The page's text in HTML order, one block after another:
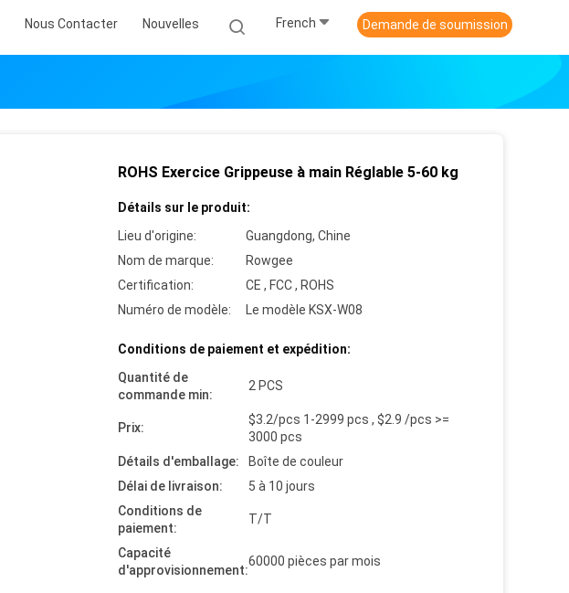
Nous Contacter Nouvelles French Demande de soumission
ROHS Exercice Grippeuse à main Réglable 5-60 kg
Détails sur le produit:
Lieu d'origine:
Guangdong, Chine
Nom de marque:
Rowgee
Certification:
CE , FCC , ROHS
Numéro de modèle:
Le modèle KSX-W08
Conditions de paiement et expédition:
Quantité de
commande min:
2 PCS
Prix:
$3.2/pcs 1-2999 pcs , $2.9 /pcs >=
3000 pcs
Détails d'emballage:
Boîte de couleur
Délai de livraison:
5 à 10 jours
Conditions de
paiement:
T/T
Capacité
d'approvisionnement:
60000 pièces par mois